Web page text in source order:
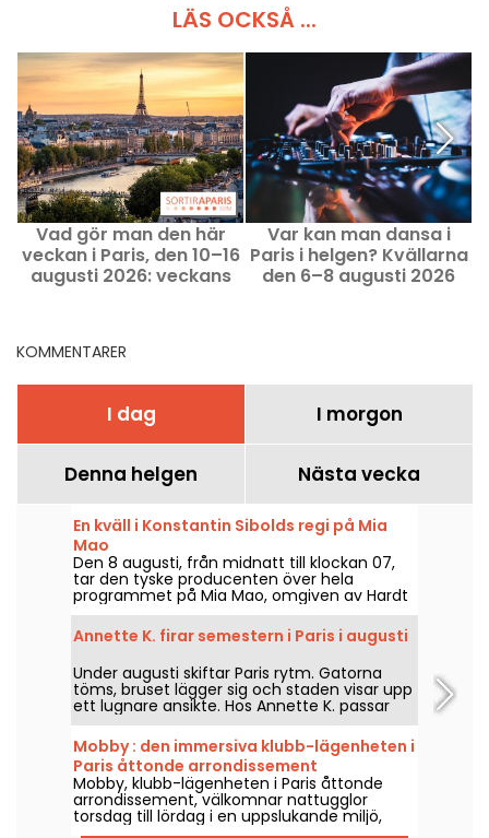
LÄS OCKSÅ ...
Vad gör man den här
veckan i Paris, den 10–16
augusti 2026: veckans
Var kan man dansa i
Paris i helgen? Kvällarna
den 6–8 augusti 2026
KOMMENTARER
I dag I morgon
Denna helgen Nästa vecka
En kväll i Konstantin Sibolds regi på Mia
Mao
Den 8 augusti, från midnatt till klockan 07,
tar den tyske producenten över hela
programmet på Mia Mao, omgiven av Hardt
Antoine och EG, för en kväll som färdas
genom melodisk house, techno och deras
gränszoner.
Annette K. firar semestern i Paris i augusti
Under augusti skiftar Paris rytm. Gatorna
töms, bruset lägger sig och staden visar upp
ett lugnare ansikte. Hos Annette K. passar
man på att dra nytta av denna unika paus
för att förlänga semesterns anda, fötterna
nästan i vattnet, innan skolstarten väntar.
Mobby : den immersiva klubb-lägenheten i
Paris åttonde arrondissement
Mobby, klubb-lägenheten i Paris åttonde
arrondissement, välkomnar nattugglor
torsdag till lördag i en uppslukande miljö,
fram till klockan sex.